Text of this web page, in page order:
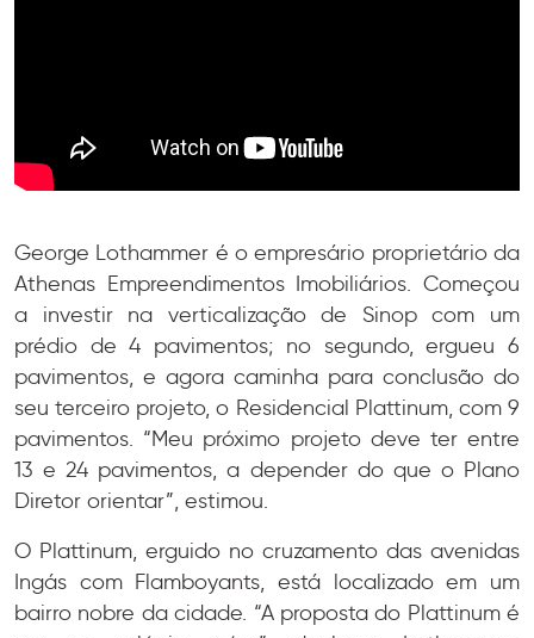
George Lothammer é o empresário proprietário da
Athenas Empreendimentos Imobiliários. Começou
a investir na verticalização de Sinop com um
prédio de 4 pavimentos; no segundo, ergueu 6
pavimentos, e agora caminha para conclusão do
seu terceiro projeto, o Residencial Plattinum, com 9
pavimentos. “Meu próximo projeto deve ter entre
13 e 24 pavimentos, a depender do que o Plano
Diretor orientar”, estimou.
O Plattinum, erguido no cruzamento das avenidas
Ingás com Flamboyants, está localizado em um
bairro nobre da cidade. “A proposta do Plattinum é